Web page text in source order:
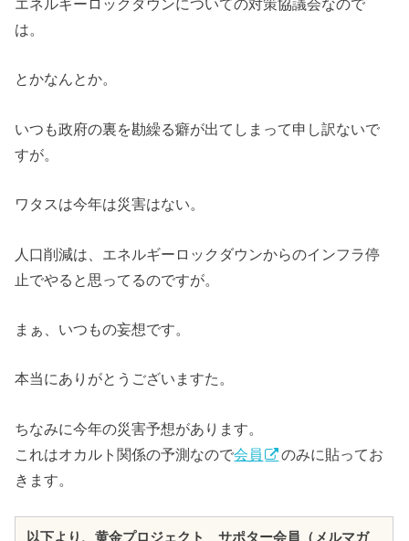
エネルギーロックダウンについての対策協議会なので
は。
とかなんとか。
いつも政府の裏を勘繰る癖が出てしまって申し訳ないで
すが。
ワタスは今年は災害はない。
人口削減は、エネルギーロックダウンからのインフラ停
止でやると思ってるのですが。
まぁ、いつもの妄想です。
本当にありがとうございますた。
ちなみに今年の災害予想があります。
これはオカルト関係の予測なので会員
のみに貼ってお
きます。
以下より、黄金プロジェクト サポター会員（メルマガ